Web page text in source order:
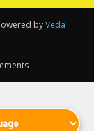
byVeda